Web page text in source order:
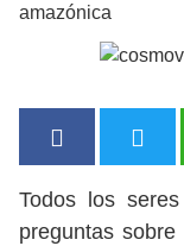
amazónica
Todos los
preguntas